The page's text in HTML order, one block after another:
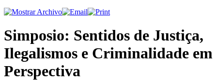
Simposio: Sentidos de Justiça,
Ilegalismos e Criminalidade em
Perspectiva